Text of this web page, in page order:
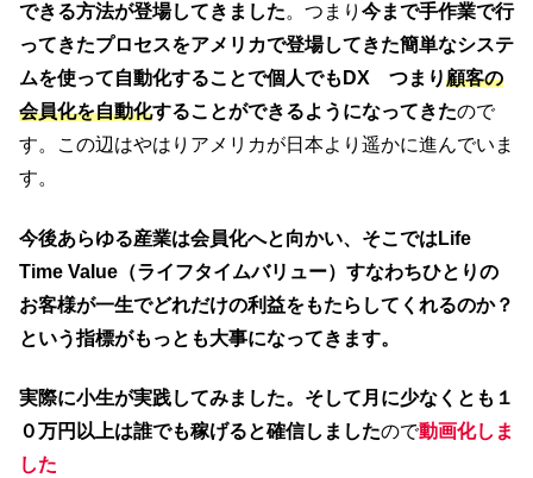
できる方法が登場してきました。つまり 今まで手作業で行
ってきたプロセスをアメリカで登場してきた簡単なシステ
ムを使って自動化することで個人でもDX つまり顧客の
会員化を自動化することができるようになってきたので
す。この辺はやはりアメリカが日本より遥かに進んでいま
す。
今後あらゆる産業は会員化へと向かい、そこではLife
Time Value（ライフタイムバリュー）すなわちひとりの
お客様が一生でどれだけの利益をもたらしてくれるのか？
という指標がもっとも大事になってきます。
実際に小生が実践してみました。そして月に少なくとも１
０万円以上は誰でも稼げると確信しましたので動画化しま
した